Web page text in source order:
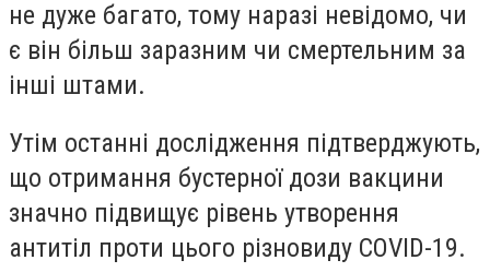
не дуже багато, тому наразі невідомо, чи
є він більш заразним чи смертельним за
інші штами.
Утім останні дослідження підтверджують,
що отримання бустерної дози вакцини
значно підвищує рівень утворення
антитіл проти цього різновиду COVID-19.